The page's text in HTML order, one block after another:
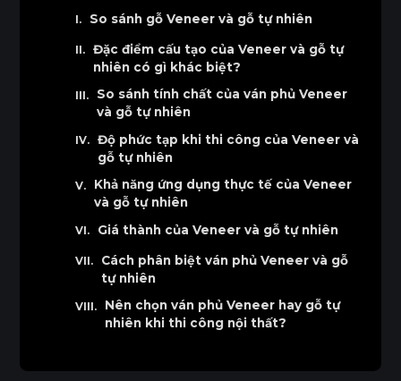
So sánh gỗ Veneer và gỗ tự nhiên
Đặc điểm cấu tạo của Veneer và gỗ tự
nhiên có gì khác biệt?
So sánh tính chất của ván phủ Veneer
và gỗ tự nhiên
Độ phức tạp khi thi công của Veneer và
gỗ tự nhiên
Khả năng ứng dụng thực tế của Veneer
và gỗ tự nhiên
Giá thành của Veneer và gỗ tự nhiên
Cách phân biệt ván phủ Veneer và gỗ
tự nhiên
Nên chọn ván phủ Veneer hay gỗ tự
nhiên khi thi công nội thất?